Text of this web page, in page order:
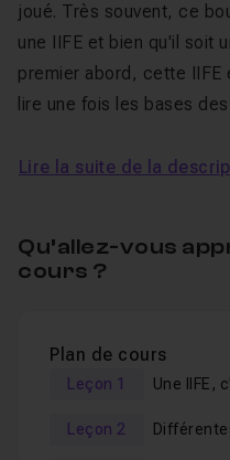
joué. Très souvent, ce
une IIFE et bien qu'il soit
premier abord, cette
lire une fois les bases
Dans ce tuto
Je vous invite donc
services proposés par
décortiquer ce qui
on vous demande
Lire la suite de la
Qu’allez-vous
cours ?
Plan de cours
Leçon 1 Une IIFE,
Leçon 2